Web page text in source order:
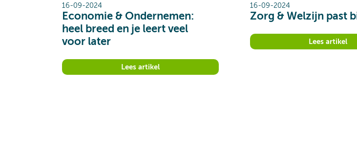
16-09-2024
Economie & Ondernemen:
heel breed en je leert veel
voor later
Lees artikel
16-09-2024
Zorg & Welzijn past
Lees artikel